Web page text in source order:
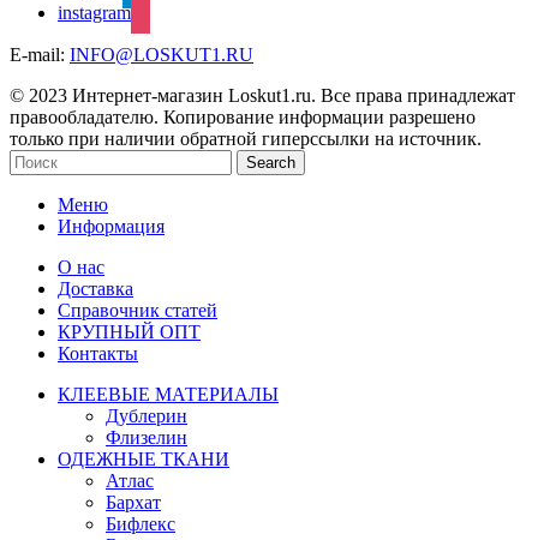
instagram
E-mail: INFO@LOSKUT1.RU
© 2023 Интернет-магазин Loskut1.ru. Все права принадлежат
правообладателю. Копирование информации разрешено
только при наличии обратной гиперссылки на источник.
Search
Меню
Информация
О нас
Доставка
Справочник статей
КРУПНЫЙ ОПТ
Контакты
КЛЕЕВЫЕ МАТЕРИАЛЫ
Дублерин
Флизелин
ОДЕЖНЫЕ ТКАНИ
Атлас
Бархат
Бифлекс